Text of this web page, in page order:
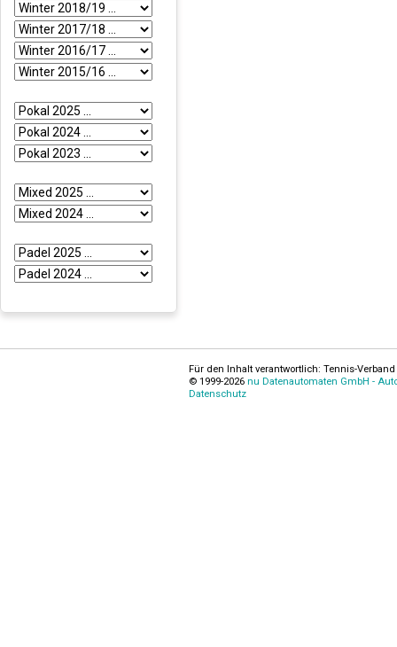
Für den Inhalt verantwortlich: Tennis-
© 1999-2026 nu Datenautomaten GmbH -
Datenschutz